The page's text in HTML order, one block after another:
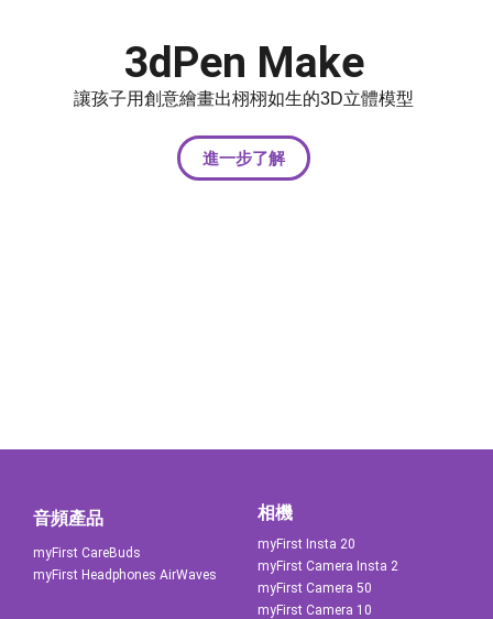
3dPen Make
讓孩子用創意繪畫出栩栩如生的3D立體模型
進一步了解
音頻產品
myFirst CareBuds
myFirst Headphones AirWaves
相機
myFirst Insta 20
myFirst Camera Insta 2
myFirst Camera 50
myFirst Camera 10